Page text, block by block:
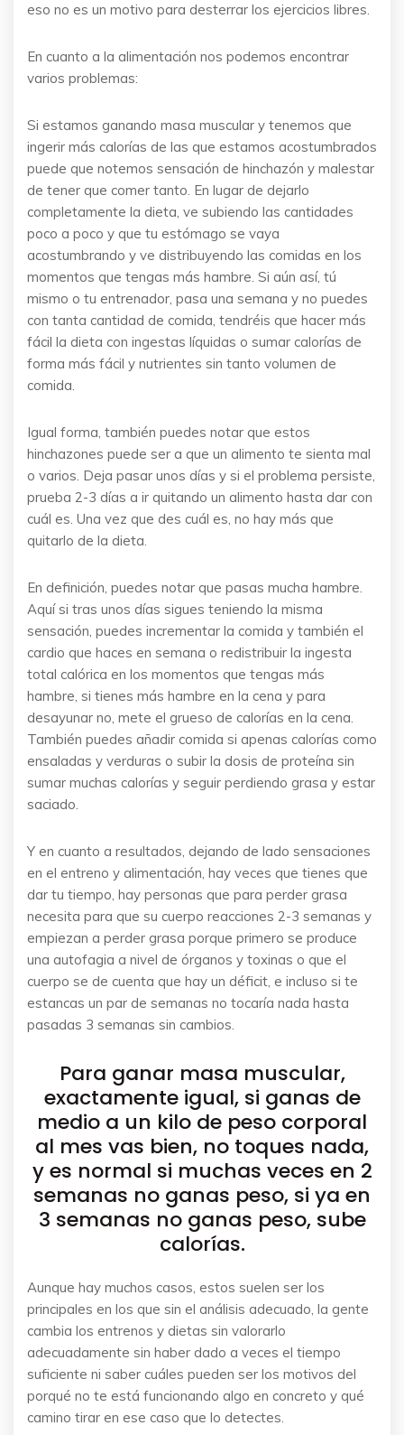
eso no es un motivo para desterrar los ejercicios libres.
En cuanto a la alimentación nos podemos encontrar
varios problemas:
Si estamos ganando masa muscular y tenemos que
ingerir más calorías de las que estamos acostumbrados
puede que notemos sensación de hinchazón y malestar
de tener que comer tanto. En lugar de dejarlo
completamente la dieta, ve subiendo las cantidades
poco a poco y que tu estómago se vaya
acostumbrando y ve distribuyendo las comidas en los
momentos que tengas más hambre. Si aún así, tú
mismo o tu entrenador, pasa una semana y no puedes
con tanta cantidad de comida, tendréis que hacer más
fácil la dieta con ingestas líquidas o sumar calorías de
forma más fácil y nutrientes sin tanto volumen de
comida.
Igual forma, también puedes notar que estos
hinchazones puede ser a que un alimento te sienta mal
o varios. Deja pasar unos días y si el problema persiste,
prueba 2-3 días a ir quitando un alimento hasta dar con
cuál es. Una vez que des cuál es, no hay más que
quitarlo de la dieta.
En definición, puedes notar que pasas mucha hambre.
Aquí si tras unos días sigues teniendo la misma
sensación, puedes incrementar la comida y también el
cardio que haces en semana o redistribuir la ingesta
total calórica en los momentos que tengas más
hambre, si tienes más hambre en la cena y para
desayunar no, mete el grueso de calorías en la cena.
También puedes añadir comida si apenas calorías como
ensaladas y verduras o subir la dosis de proteína sin
sumar muchas calorías y seguir perdiendo grasa y estar
saciado.
Y en cuanto a resultados, dejando de lado sensaciones
en el entreno y alimentación, hay veces que tienes que
dar tu tiempo, hay personas que para perder grasa
necesita para que su cuerpo reacciones 2-3 semanas y
empiezan a perder grasa porque primero se produce
una autofagia a nivel de órganos y toxinas o que el
cuerpo se de cuenta que hay un déficit, e incluso si te
estancas un par de semanas no tocaría nada hasta
pasadas 3 semanas sin cambios.
Para ganar masa muscular,
exactamente igual, si ganas de
medio a un kilo de peso corporal
al mes vas bien, no toques nada,
y es normal si muchas veces en 2
semanas no ganas peso, si ya en
3 semanas no ganas peso, sube
calorías.
Aunque hay muchos casos, estos suelen ser los
principales en los que sin el análisis adecuado, la gente
cambia los entrenos y dietas sin valorarlo
adecuadamente sin haber dado a veces el tiempo
suficiente ni saber cuáles pueden ser los motivos del
porqué no te está funcionando algo en concreto y qué
camino tirar en ese caso que lo detectes.